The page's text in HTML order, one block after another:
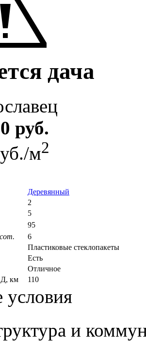
дача
руб.
м2
Деревянный
2
5
95
сот.
6
Пластиковые стеклопакеты
Есть
Отличное
км
110
и